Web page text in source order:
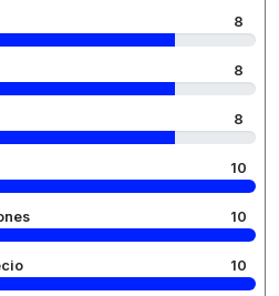
8
8
8
10
10
10